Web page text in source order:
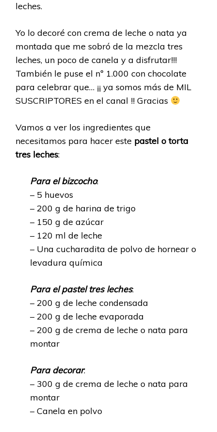
leches.
Yo lo decoré con crema de leche o nata ya
montada que me sobró de la mezcla tres
leches, un poco de canela y a disfrutar!!!
También le puse el nº 1.000 con chocolate
para celebrar que… ¡¡ ya somos más de MIL
SUSCRIPTORES en el canal !! Gracias
Vamos a ver los ingredientes que
necesitamos para hacer este pastel o torta
tres leches:
Para el bizcocho:
– 5 huevos
– 200 g de harina de trigo
– 150 g de azúcar
– 120 ml de leche
– Una cucharadita de polvo de hornear o
levadura química
Para el pastel tres leches:
– 200 g de leche condensada
– 200 g de leche evaporada
– 200 g de crema de leche o nata para
montar
Para decorar:
– 300 g de crema de leche o nata para
montar
– Canela en polvo